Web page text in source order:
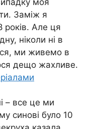
Заміж я
Але ця
ніколи ні в
ми живемо в
дещо жахливе.
– все це ми
синові було 10